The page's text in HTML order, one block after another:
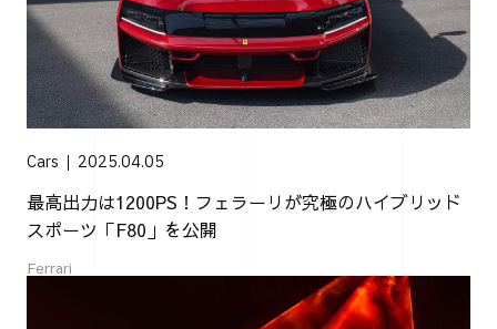
Cars 2025.04.05
最高出力は1200PS！フェラーリが究極のハイブリッド
スポーツ「F80」を公開
Ferrari